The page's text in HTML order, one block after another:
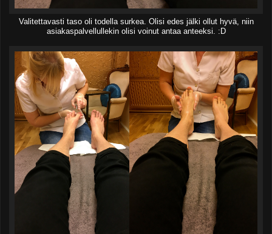
Valitettavasti taso oli todella surkea. Olisi edes jälki ollut hyvä, niin
asiakaspalvellullekin olisi voinut antaa anteeksi. :D